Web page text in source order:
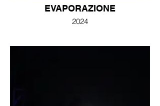
EVAPORAZIONE
2024